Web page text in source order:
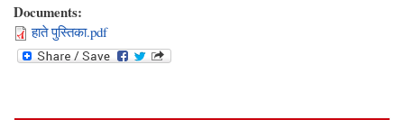
Documents:
हाते पुस्तिका.pdf